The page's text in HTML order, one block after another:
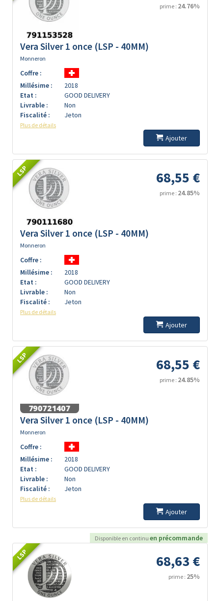
prime : 24.76%
Vera Silver 1 once (LSP - 40MM)
Monneron
Coffre :
Millésime :
2018
Etat :
GOOD DELIVERY
Livrable :
Non
Fiscalité :
Jeton
Plus de détails
Ajouter
LSP 68,55 €
prime : 24.85%
Vera Silver 1 once (LSP - 40MM)
Monneron
Coffre :
Millésime :
2018
Etat :
GOOD DELIVERY
Livrable :
Non
Fiscalité :
Jeton
Plus de détails
Ajouter
LSP 68,55 €
prime : 24.85%
Vera Silver 1 once (LSP - 40MM)
Monneron
Coffre :
Millésime :
2018
Etat :
GOOD DELIVERY
Livrable :
Non
Fiscalité :
Jeton
Plus de détails
Ajouter
Disponible en continu en précommande
LSP 68,63 €
prime : 25%